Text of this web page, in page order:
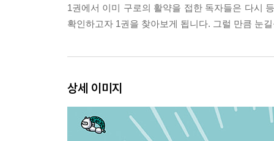
1권에서 이미 구로의 활약을 접한 독자들은 다시
확인하고자 1권을 찾아보게 됩니다. 그럴 만큼 눈
상세 이미지